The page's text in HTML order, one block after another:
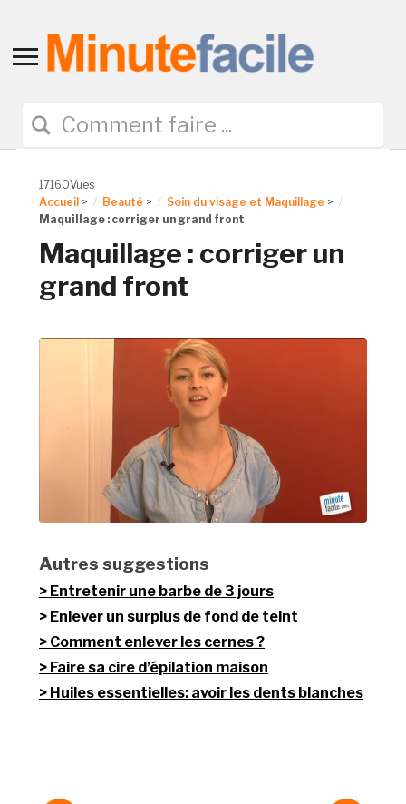
Toggle
navigation
17160Vues
Accueil > Beauté > Soin du visage et Maquillage >
Maquillage : corriger un grand front
Maquillage : corriger un
grand front
Autres suggestions
Entretenir une barbe de 3 jours
Enlever un surplus de fond de teint
Comment enlever les cernes ?
Faire sa cire d’épilation maison
Huiles essentielles: avoir les dents blanches